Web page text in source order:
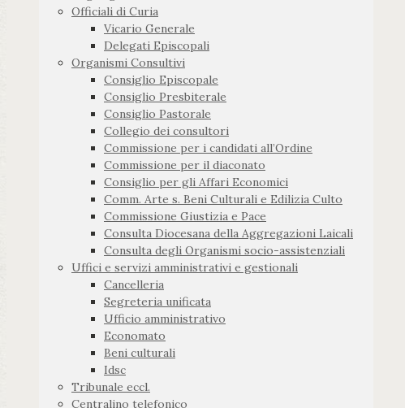
Officiali di Curia
Vicario Generale
Delegati Episcopali
Organismi Consultivi
Consiglio Episcopale
Consiglio Presbiterale
Consiglio Pastorale
Collegio dei consultori
Commissione per i candidati all’Ordine
Commissione per il diaconato
Consiglio per gli Affari Economici
Comm. Arte s. Beni Culturali e Edilizia Culto
Commissione Giustizia e Pace
Consulta Diocesana della Aggregazioni Laicali
Consulta degli Organismi socio-assistenziali
Uffici e servizi amministrativi e gestionali
Cancelleria
Segreteria unificata
Ufficio amministrativo
Economato
Beni culturali
Idsc
Tribunale eccl.
Centralino telefonico